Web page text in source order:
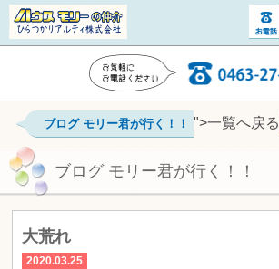
ブログ モリー君が行く！！ ">一覧へ戻る
ブログ モリー君が行く！！
大荒れ
2020.03.25